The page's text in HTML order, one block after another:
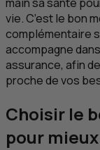
vie. C’est le bon
complémentaire
accompagne
assurance, afin
proche de vos
Choisir le
pour